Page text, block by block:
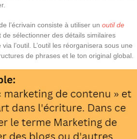
l’écrivain consiste à utiliser un outil de
de sélectionner des détails similaires
l’outil. L’outil les réorganisera sous une
de phrases et le ton original global.